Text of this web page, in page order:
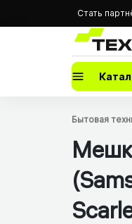
Стать
Бытовая